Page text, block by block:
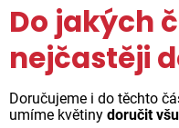
Do jakých
nejčastěji
Doručujeme i do těchto
umíme květiny doručit